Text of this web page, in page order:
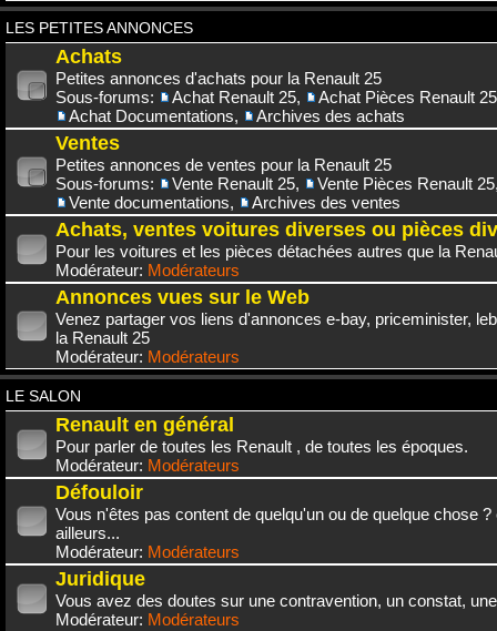
LES PETITES ANNONCES
Achats
Petites annonces d'achats pour la Renault 25
Sous-forums:
Achat Renault 25,
Achat Pièces Renault 25
Achat Documentations, Archives des achats
Ventes
Petites annonces de ventes pour la Renault 25
Sous-forums:
Vente Renault 25, Vente Pièces Renault 25
Vente documentations, Archives des ventes
Achats, ventes voitures diverses ou pièces
Pour les voitures et les pièces détachées autres que la
Modérateur: Modérateurs
Annonces vues sur le Web
Venez partager vos liens d'annonces e-bay, priceminister,
la Renault 25
Modérateur: Modérateurs
LE SALON
Renault en général
Pour parler de toutes les Renault , de toutes les époques.
Modérateur: Modérateurs
Défouloir
Vous n'êtes pas content de quelqu'un ou de quelque chose
ailleurs...
Modérateur: Modérateurs
Juridique
Vous avez des doutes sur une contravention, un constat,
Modérateur: Modérateurs